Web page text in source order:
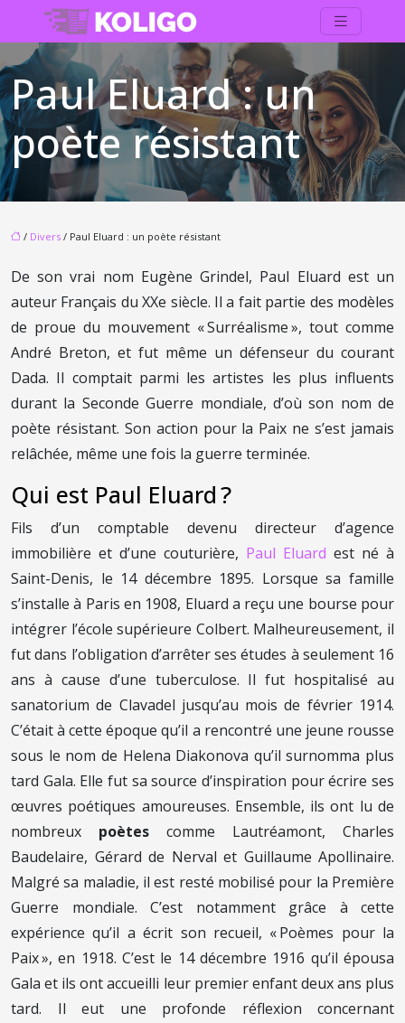
Paul Eluard : un
poète résistant
/ Divers / Paul Eluard : un poète résistant
De son vrai nom Eugène Grindel, Paul Eluard est un
auteur Français du XXe siècle. Il a fait partie des modèles
de proue du mouvement « Surréalisme », tout comme
André Breton, et fut même un défenseur du courant
Dada. Il comptait parmi les artistes les plus influents
durant la Seconde Guerre mondiale, d’où son nom de
poète résistant. Son action pour la Paix ne s’est jamais
relâchée, même une fois la guerre terminée.
Qui est Paul Eluard ?
Fils d’un comptable devenu directeur d’agence
immobilière et d’une couturière, Paul Eluard est né à
Saint-Denis, le 14 décembre 1895. Lorsque sa famille
s’installe à Paris en 1908, Eluard a reçu une bourse pour
intégrer l’école supérieure Colbert. Malheureusement, il
fut dans l’obligation d’arrêter ses études à seulement 16
ans à cause d’une tuberculose. Il fut hospitalisé au
sanatorium de Clavadel jusqu’au mois de février 1914.
C’était à cette époque qu’il a rencontré une jeune rousse
sous le nom de Helena Diakonova qu’il surnomma plus
tard Gala. Elle fut sa source d’inspiration pour écrire ses
œuvres poétiques amoureuses. Ensemble, ils ont lu de
nombreux poètes comme Lautréamont, Charles
Baudelaire, Gérard de Nerval et Guillaume Apollinaire.
Malgré sa maladie, il est resté mobilisé pour la Première
Guerre mondiale. C’est notamment grâce à cette
expérience qu’il a écrit son recueil, « Poèmes pour la
Paix », en 1918. C’est le 14 décembre 1916 qu’il épousa
Gala et ils ont accueilli leur premier enfant deux ans plus
tard. Il eut une profonde réflexion concernant